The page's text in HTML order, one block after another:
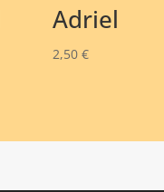
Adriel
2,50 €